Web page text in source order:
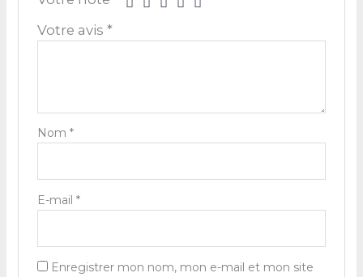
Votre avis *
Nom *
E-mail *
Enregistrer mon nom, mon e-mail et mon site